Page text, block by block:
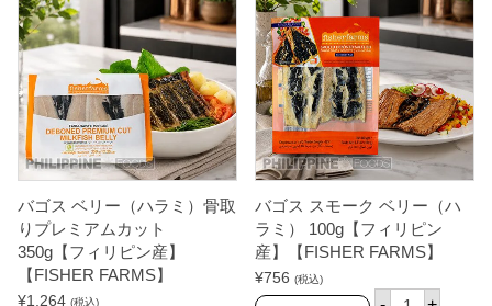
】
個
S
H
E
R
F
A
R
M
S
】
ゴ
ス
シ
シ
グ
2
0
0
g
【
F
S
H
E
R
切
断
・
れ
込
み
処
理
・
ウ
ロ
コ
除
去
）
バゴス ベリー（ハラミ）骨取
りプレミアムカット
350g【フィリピン産】
【FISHER FARMS】
¥1,264 (税込)
バゴス スモーク ベリー（ハ
ラミ） 100g【フィリピン
産】【FISHER FARMS】
¥756 (税込)
バ